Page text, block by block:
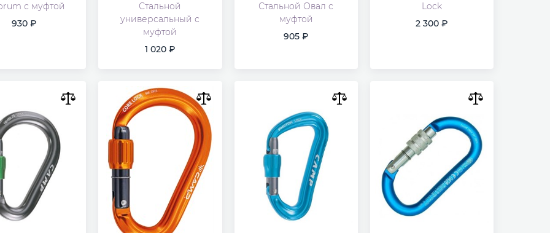
с муфтой
930
Стальной
универсальный с
муфтой
1 020
Стальной Овал с
муфтой
905
Lock
2 300